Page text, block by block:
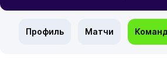
Профиль Матчи